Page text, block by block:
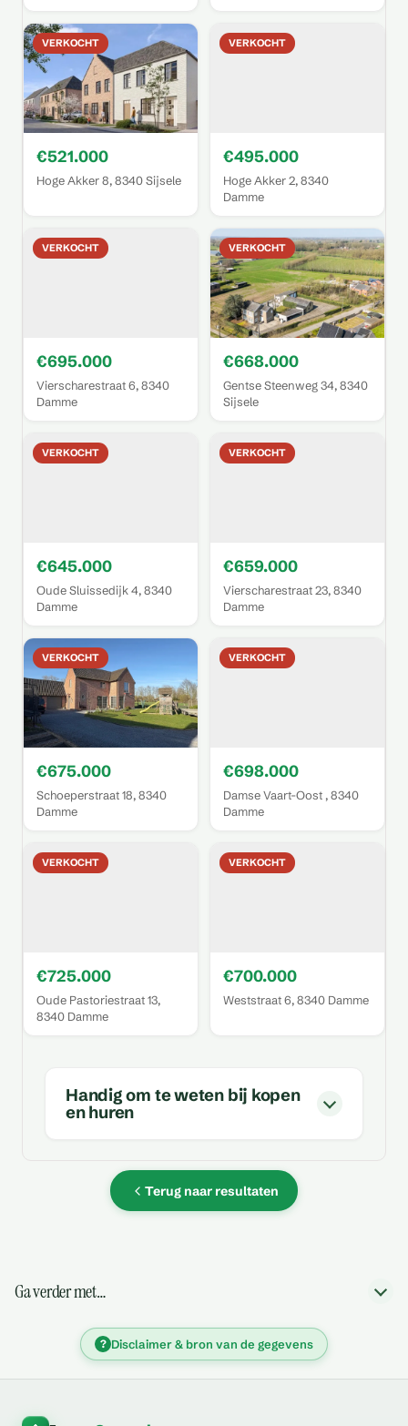
VERKOCHT
€521.000
Hoge Akker 8, 8340 Sijsele
VERKOCHT
€495.000
Hoge Akker 2, 8340
Damme
VERKOCHT
€695.000
Vierscharestraat 6, 8340
Damme
VERKOCHT
€668.000
Gentse Steenweg 34, 8340
Sijsele
VERKOCHT
€645.000
Oude Sluissedijk 4, 8340
Damme
VERKOCHT
€659.000
Vierscharestraat 23, 8340
Damme
VERKOCHT
€675.000
Schoeperstraat 18, 8340
Damme
VERKOCHT
€698.000
Damse Vaart-Oost , 8340
Damme
VERKOCHT
€725.000
Oude Pastoriestraat 13,
8340 Damme
VERKOCHT
€700.000
Weststraat 6, 8340 Damme
Handig om te weten bij kopen
en huren
Terug naar resultaten
Ga verder met…
? Disclaimer & bron van de gegevens